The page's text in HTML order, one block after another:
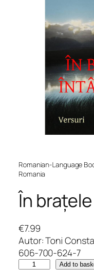
Romanian-Language
Romania
În
€7.99
Autor: Toni
606-700-624-7
Add to